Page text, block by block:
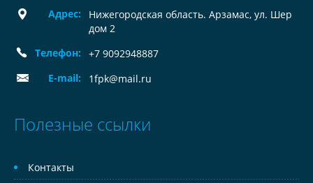
Адрес:
Нижегородская область. Арзамас, ул. Шер
дом 2
Телефон:
+7 9092948887
E-mail:
1fpk@mail.ru
Полезные ссылки
Контакты